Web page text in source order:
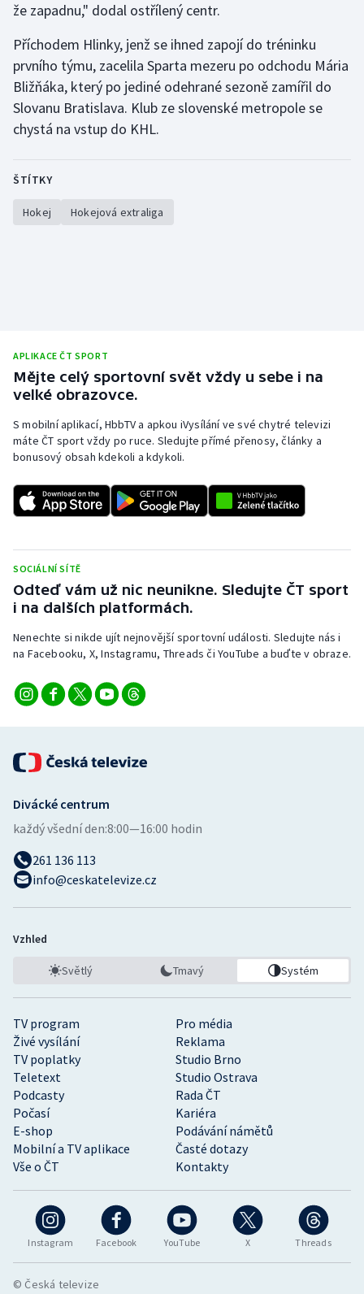
Ragby
Rychlobruslení
Rychlostní kanoistika
Short track
Sportovní střelba
Stolní tenis
Volejbal
že zapadnu," dodal ostřílený centr.
Příchodem Hlinky, jenž se ihned zapojí do tréninku
prvního týmu, zacelila Sparta mezeru po odchodu Mária
Bližňáka, který po jediné odehrané sezoně zamířil do
Slovanu Bratislava. Klub ze slovenské metropole se
chystá na vstup do KHL.
ŠTÍTKY
Hokej Hokejová extraliga
APLIKACE ČT SPORT
Mějte celý sportovní svět vždy u sebe i na
velké obrazovce.
S mobilní aplikací, HbbTV a apkou iVysílání ve své chytré televizi
máte ČT sport vždy po ruce. Sledujte přímé přenosy, články a
bonusový obsah kdekoli a kdykoli.
SOCIÁLNÍ SÍTĚ
Odteď vám už nic neunikne. Sledujte ČT sport
i na dalších platformách.
Nenechte si nikde ujít nejnovější sportovní události. Sledujte nás i
na Facebooku, X, Instagramu, Threads či YouTube a buďte v obraze.
Instagram Facebook YouTube X Threads
TV program
Pro média
Živé vysílání
Reklama
TV poplatky
Studio Brno
Teletext
Studio Ostrava
Podcasty
Rada ČT
Počasí
Kariéra
E-shop
Podávání námětů
Mobilní a TV aplikace
Časté dotazy
Vše o ČT
Kontakty
Divácké centrum
každý všední den:8:00—16:00 hodin
261 136 113
info@ceskatelevize.cz
Vzhled
Světlý Tmavý Systém
© Česká televize